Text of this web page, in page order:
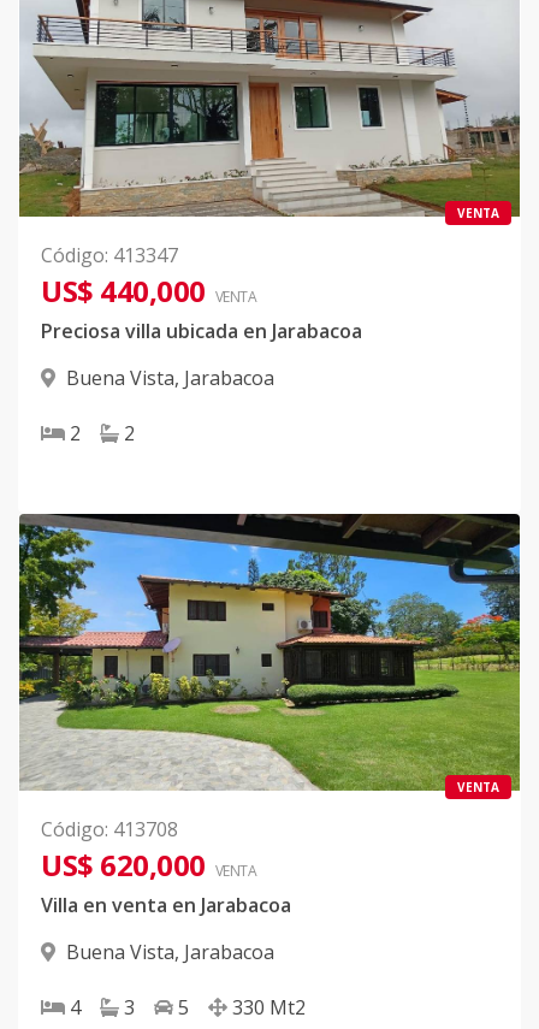
VENTA
Código: 413347
US$ 440,000 VENTA
Preciosa villa ubicada en Jarabacoa
Buena Vista, Jarabacoa
2 2
VENTA
Código: 413708
US$ 620,000 VENTA
Villa en venta en Jarabacoa
Buena Vista, Jarabacoa
4 3 5 330 Mt2